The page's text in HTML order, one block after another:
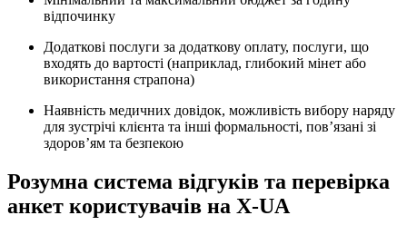
відпочинку
Додаткові послуги за додаткову оплату, послуги, що
входять до вартості (наприклад, глибокий мінет або
використання страпона)
Наявність медичних довідок, можливість вибору наряду
для зустрічі клієнта та інші формальності, пов’язані зі
здоров’ям та безпекою
Розумна система відгуків та перевірка
анкет користувачів на X-UA